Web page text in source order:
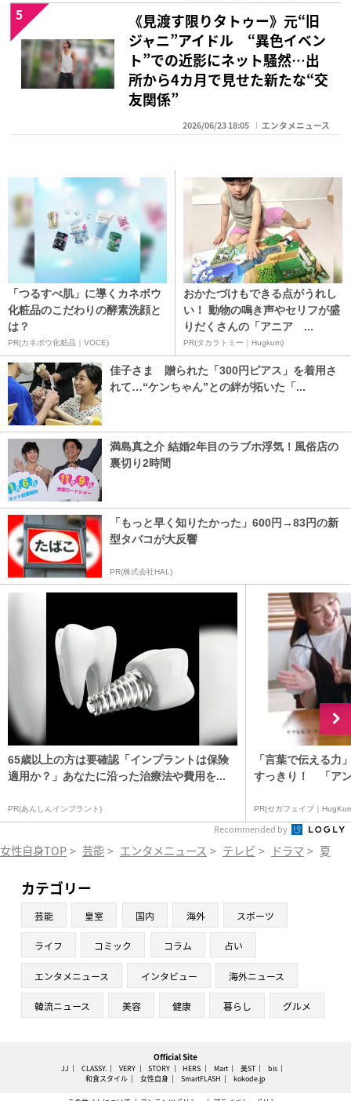
《見渡す限りタトゥー》元“旧
ジャニ”アイドル “異色イベン
ト”での近影にネット騒然…出
所から4カ月で見せた新たな“交
友関係”
2026/06/23 18:05 エンタメニュース
5
「つるすべ肌」に導くカネボウ
化粧品のこだわりの酵素洗顔と
は？
PR(カネボウ化粧品｜VOCE)
おかたづけもできる点がうれし
い！ 動物の鳴き声やセリフが盛
りだくさんの「アニア ...
PR(タカラトミー｜Hugkum)
佳子さま 贈られた「300円ピアス」を着用さ
れて…“ケンちゃん”との絆が拓いた「...
満島真之介 結婚2年目のラブホ浮気！風俗店の
裏切り2時間
「もっと早く知りたかった」600円→83円の新
型タバコが大反響
PR(株式会社HAL)
65歳以上の方は要確認「インプラントは保険
適用か？」あなたに沿った治療法や費用を...
PR(あんしんインプラント)
「言葉で伝える力
すっきり！ 「ア
PR(セガフェイブ｜
Recommended by
女性自身TOP > 芸能 > エンタメニュース > テレビ > ドラマ > 夏ド
カテゴリー
芸能 皇室 国内 海外 スポーツ
ライフ コミック コラム 占い
エンタメニュース インタビュー 海外ニュース
韓流ニュース 美容 健康 暮らし グルメ
Official Site
JJ CLASSY. VERY STORY HERS Mart 美ST
bis
和食スタイル
女性自身 SmartFLASH kokode.jp